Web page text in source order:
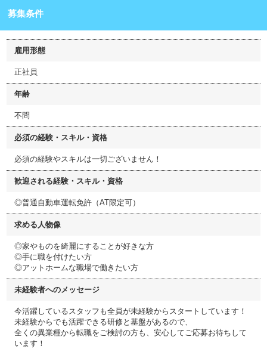
募集条件
雇用形態
正社員
年齢
不問
必須の経験・スキル・資格
必須の経験やスキルは一切ございません！
歓迎される経験・スキル・資格
◎普通自動車運転免許（AT限定可）
求める人物像
◎家やものを綺麗にすることが好きな方
◎手に職を付けたい方
◎アットホームな職場で働きたい方
未経験者へのメッセージ
今活躍しているスタッフも全員が未経験からスタートしています！
未経験からでも活躍できる研修と基盤があるので、
全くの異業種から転職をご検討の方も、安心してご応募お待ちして
います！